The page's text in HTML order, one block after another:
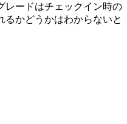
レードはチェックイン時の
るかどうかはわからないと